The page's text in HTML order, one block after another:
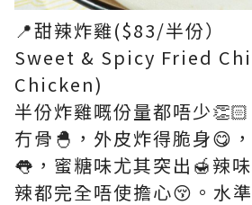
📍甜辣炸雞($83/半份）
Sweet & Spicy Fried
Chicken)
半份炸雞嘅份量都唔少
冇骨🐣，外皮炸得脆身😋
👅，蜜糖味尤其突出🍯辣
辣都完全唔使擔心😚。水